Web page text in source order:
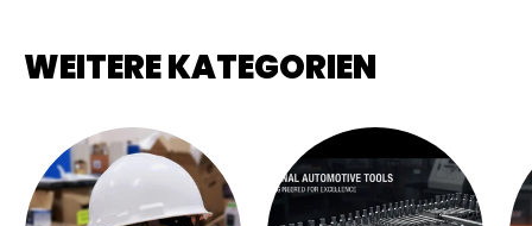
WEITERE KATEGORIEN